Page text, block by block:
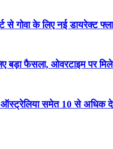
से गोवा के लिए नई डायरेक्ट
बड़ा फैसला, ओवरटाइम पर
समेत 10 से अधिक